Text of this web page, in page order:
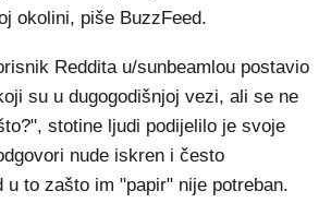
okolini, piše BuzzFeed.
Reddita u/sunbeamlou postavio
su u dugogodišnjoj vezi, ali se ne
stotine ljudi podijelilo je svoje
nude iskren i često
u to zašto im "papir" nije potreban.